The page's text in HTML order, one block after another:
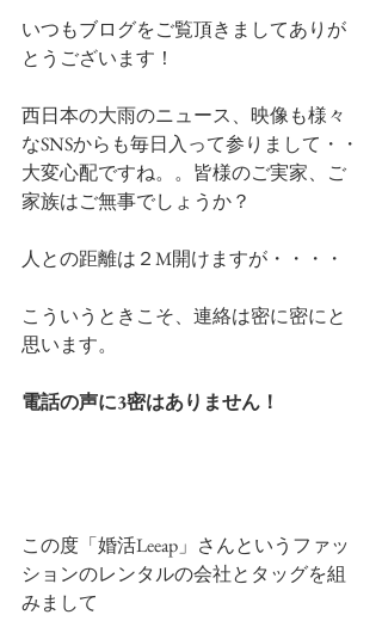
いつもブログをご覧頂きましてありが
とうございます！
西日本の大雨のニュース、映像も様々
なSNSからも毎日入って参りまして・・
大変心配ですね。。皆様のご実家、ご
家族はご無事でしょうか？
人との距離は２M開けますが・・・・
こういうときこそ、連絡は密に密にと
思います。
電話の声に3密はありません！
この度「婚活Leeap」さんというファッ
ションのレンタルの会社とタッグを組
みまして